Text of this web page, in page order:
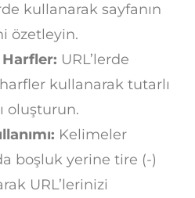
kullanarak sayfanın
özetleyin.
URL’lerde
kullanarak tutarlı
oluşturun.
Kelimeler
boşluk yerine tire (-)
URL’lerinizi